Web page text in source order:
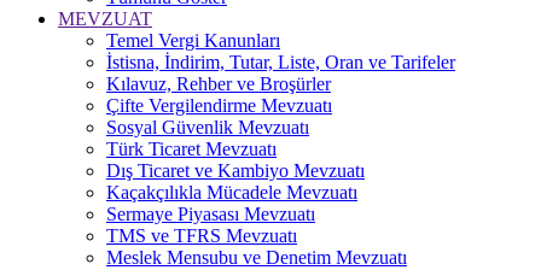
MEVZUAT
Temel Vergi Kanunları
İstisna, İndirim, Tutar, Liste, Oran ve Tarifeler
Kılavuz, Rehber ve Broşürler
Çifte Vergilendirme Mevzuatı
Sosyal Güvenlik Mevzuatı
Türk Ticaret Mevzuatı
Dış Ticaret ve Kambiyo Mevzuatı
Kaçakçılıkla Mücadele Mevzuatı
Sermaye Piyasası Mevzuatı
TMS ve TFRS Mevzuatı
Meslek Mensubu ve Denetim Mevzuatı